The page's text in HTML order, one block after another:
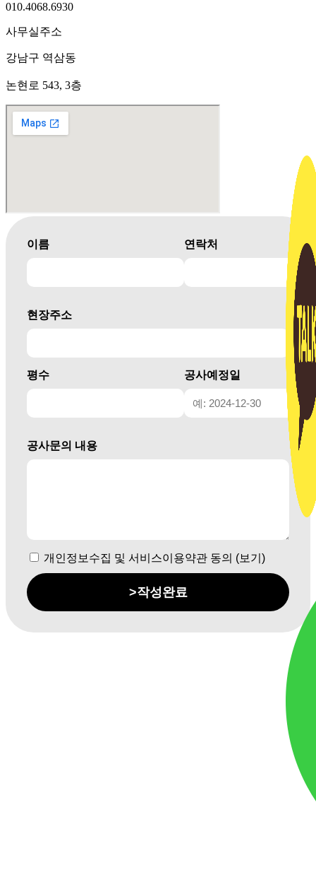
010.4068.6930
사무실주소
강남구 역삼동
논현로 543, 3층
이름 연락처
현장주소
평수 공사예정일
공사문의 내용
개인정보수집 및 서비스이용약관 동의 (보기)
>작성완료